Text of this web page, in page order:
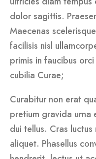
dolor sagittis.
Maecenas
facilisis nisl
primis in faucibus
cubilia Curae;
Curabitur non erat
pretium gravida urna
dui tellus. Cras
aliquet. Phasellus